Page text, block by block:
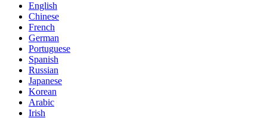
English
Chinese
French
German
Portuguese
Spanish
Russian
Japanese
Korean
Arabic
Irish